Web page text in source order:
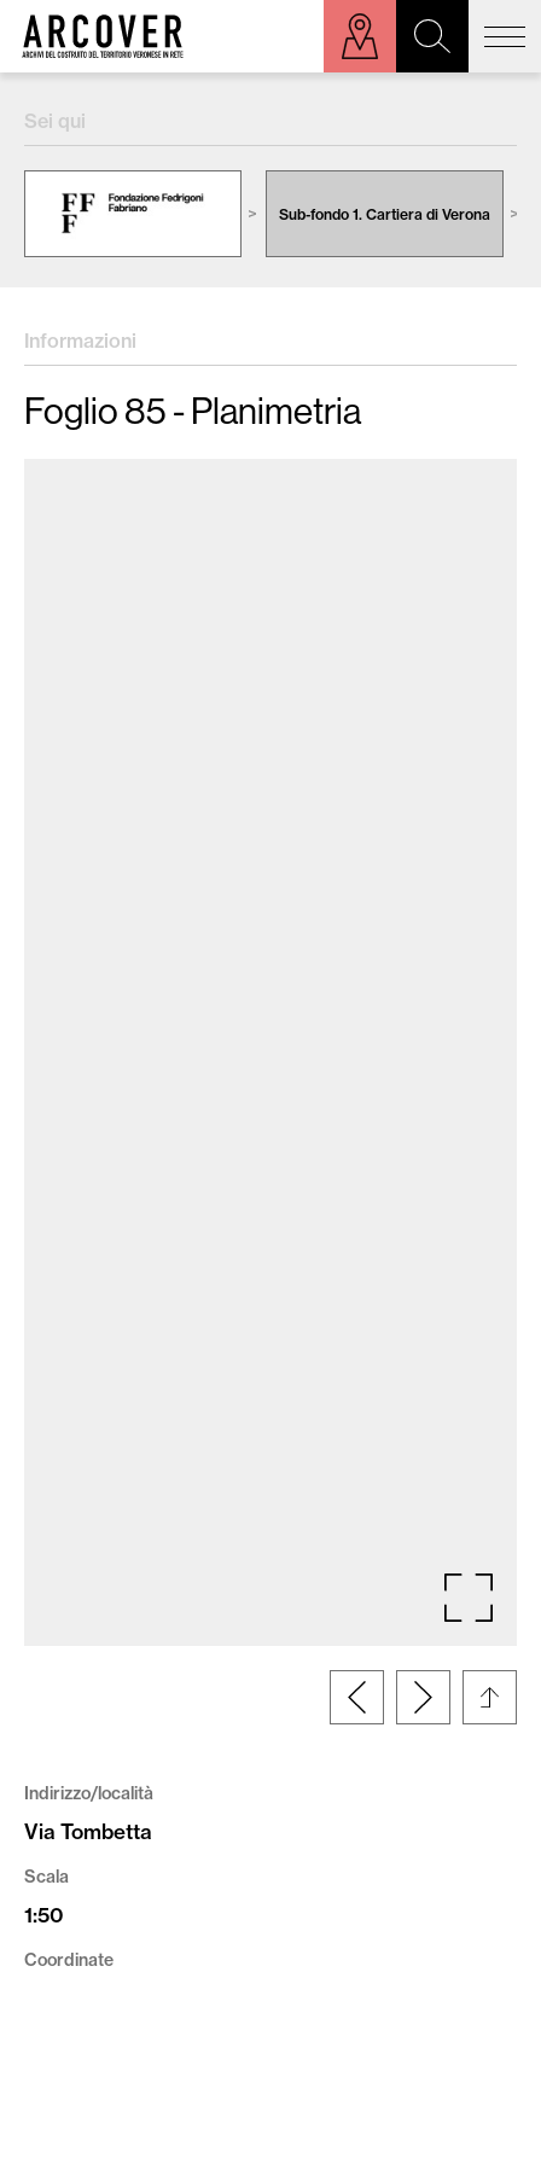
sulla mappa
Cerca:
Sei qui
Sub-fondo 1. Cartiera di Verona
Informazioni
Foglio 85 - Planimetria
Indirizzo/località
Via Tombetta
Scala
1:50
Coordinate